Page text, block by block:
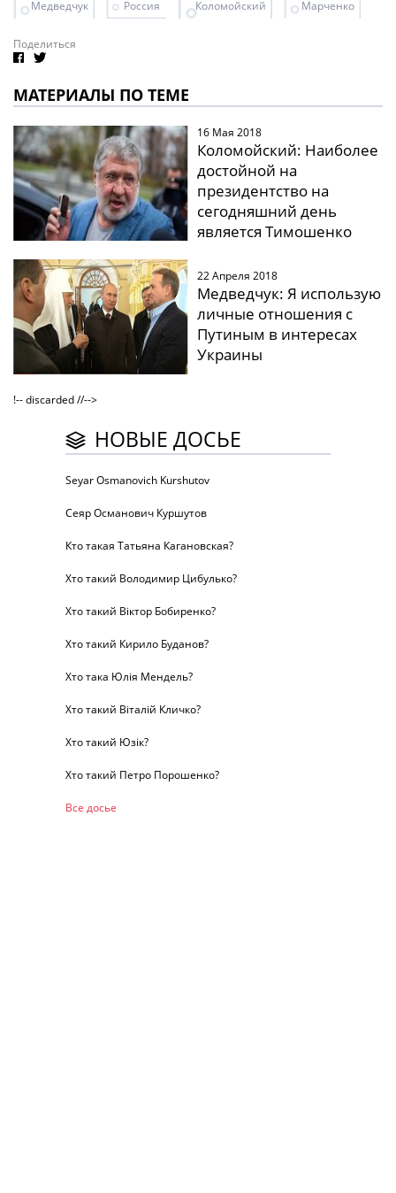
Медведчук Россия Коломойский Марченко
Поделиться
МАТЕРИАЛЫ ПО ТЕМЕ
16 Мая 2018
Коломойский: Наиболее
достойной на
президентство на
сегодняшний день
является Тимошенко
22 Апреля 2018
Медведчук: Я использую
личные отношения с
Путиным в интересах
Украины
!-- discarded //-->
НОВЫЕ ДОСЬЕ
Seyar Osmanovich Kurshutov
Сеяр Османович Куршутов
Кто такая Татьяна Кагановская?
Хто такий Володимир Цибулько?
Хто такий Віктор Бобиренко?
Хто такий Кирило Буданов?
Хто така Юлія Мендель?
Хто такий Віталій Кличко?
Хто такий Юзік?
Хто такий Петро Порошенко?
Все досье